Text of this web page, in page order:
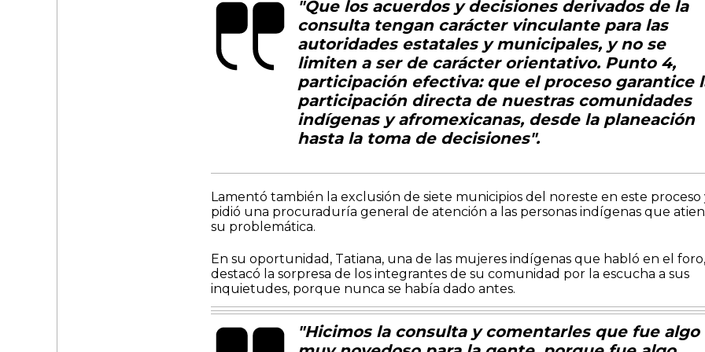
"Que los acuerdos y decisiones derivados de la
consulta tengan carácter vinculante para las
autoridades estatales y municipales, y no se
limiten a ser de carácter orientativo. Punto 4,
participación efectiva: que el proceso garantice
participación directa de nuestras comunidades
indígenas y afromexicanas, desde la planeación
hasta la toma de decisiones".
Lamentó también la exclusión de siete municipios del noreste en este proceso
pidió una procuraduría general de atención a las personas indígenas que
su problemática.
En su oportunidad, Tatiana, una de las mujeres indígenas que habló en el foro,
destacó la sorpresa de los integrantes de su comunidad por la escucha a sus
inquietudes, porque nunca se había dado antes.
"Hicimos la consulta y comentarles que fue algo